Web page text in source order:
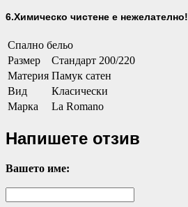
6.Химическо чистене е нежелателно!
Спално бельо
Размер
Стандарт 200/220
Материя Памук сатен
Вид
Класически
Марка
La Romano
Напишете отзив
Вашето име: